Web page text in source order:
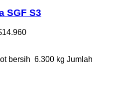
SGF S3
bersih 6.300 kg Jumlah